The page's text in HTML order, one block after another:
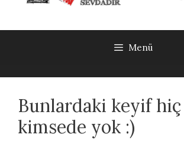
Menü
Bunlardaki keyif hiç
kimsede yok :)